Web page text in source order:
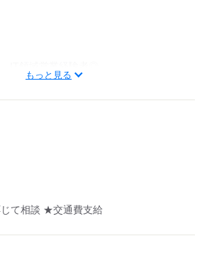
ませんか？ 是非エントリーお待ちして
もっと見る
て相談 ★交通費支給